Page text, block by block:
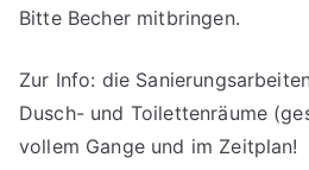
Bitte Becher mitbringen.
Zur Info: die
Dusch- und Toilettenräume
vollem Gange und im Zeitplan!